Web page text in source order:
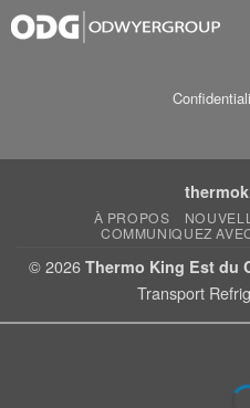
À PROPOS
COMMUNIQUEZ
© 2026 Thermo King Est du
Transport